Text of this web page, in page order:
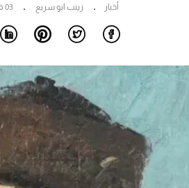
أخبار زينب ابو سريع 03 فبراير 2025